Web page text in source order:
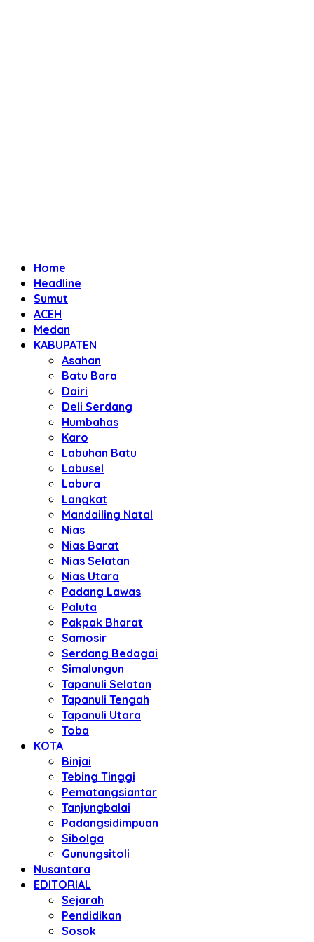
Home
Headline
Sumut
ACEH
Medan
KABUPATEN
Asahan
Batu Bara
Dairi
Deli Serdang
Humbahas
Karo
Labuhan Batu
Labusel
Labura
Langkat
Mandailing Natal
Nias
Nias Barat
Nias Selatan
Nias Utara
Padang Lawas
Paluta
Pakpak Bharat
Samosir
Serdang Bedagai
Simalungun
Tapanuli Selatan
Tapanuli Tengah
Tapanuli Utara
Toba
KOTA
Binjai
Tebing Tinggi
Pematangsiantar
Tanjungbalai
Padangsidimpuan
Sibolga
Gunungsitoli
Nusantara
EDITORIAL
Sejarah
Pendidikan
Sosok